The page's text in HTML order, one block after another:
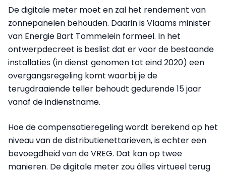
De digitale meter moet en zal het rendement van
zonnepanelen behouden. Daarin is Vlaams minister
van Energie Bart Tommelein formeel. In het
ontwerpdecreet is beslist dat er voor de bestaande
installaties (in dienst genomen tot eind 2020) een
overgangsregeling komt waarbij je de
terugdraaiende teller behoudt gedurende 15 jaar
vanaf de indienstname.
Hoe de compensatieregeling wordt berekend op het
niveau van de distributienettarieven, is echter een
bevoegdheid van de VREG. Dat kan op twee
manieren. De digitale meter zou álles virtueel terug